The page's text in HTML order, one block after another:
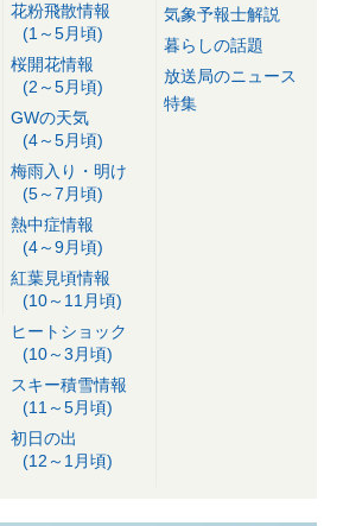
花粉飛散情報
(1～5月頃)
桜開花情報
(2～5月頃)
GWの天気
(4～5月頃)
梅雨入り・明け
(5～7月頃)
熱中症情報
(4～9月頃)
紅葉見頃情報
(10～11月頃)
ヒートショック
(10～3月頃)
スキー積雪情報
(11～5月頃)
初日の出
(12～1月頃)
気象予報士解説
暮らしの話題
放送局のニュース
特集